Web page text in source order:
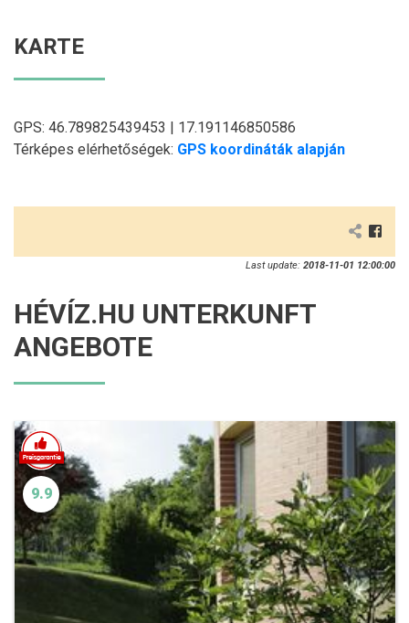
KARTE
GPS: 46.789825439453 | 17.191146850586
Térképes elérhetőségek: GPS koordináták alapján
Last update: 2018-11-01 12:00:00
HÉVÍZ.HU UNTERKUNFT
ANGEBOTE
9.9